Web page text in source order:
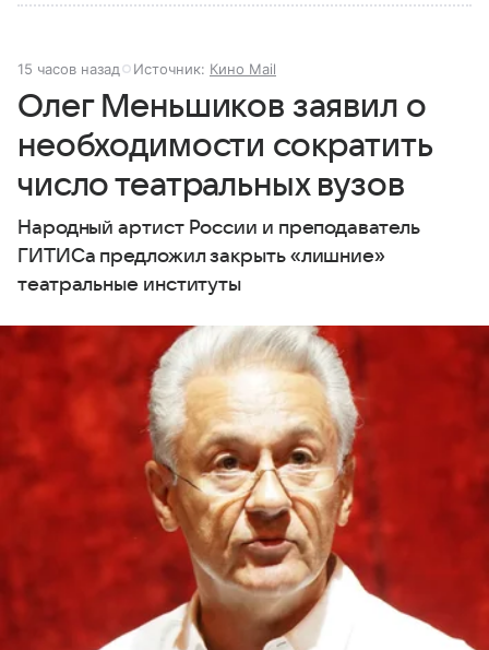
15 часов назад Источник: Кино Mail
Олег Меньшиков заявил о
необходимости сократить
число театральных вузов
Народный артист России и преподаватель
ГИТИСа предложил закрыть «лишние»
театральные институты